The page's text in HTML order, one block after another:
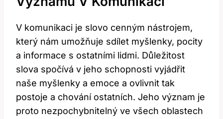
V komunikaci je slovo cenným nástrojem,
který nám umožňuje sdílet myšlenky, pocity
a informace s ostatními lidmi. Důležitost
slova spočívá v jeho schopnosti vyjádřit
naše myšlenky a emoce a ovlivnit tak
postoje a chování ostatních. Jeho význam je
proto nezpochybnitelný ve všech oblastech